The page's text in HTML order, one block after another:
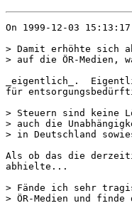
On 1999-12-03
> Damit erhöhte sich
> auf die ÖR-Medien,
_eigentlich_.
für
> Steuern sind keine
> auch die
> in Deutschland
Als ob das die
abhielte...
> Fände ich sehr
> ÖR-Medien und